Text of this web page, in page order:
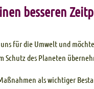
besseren
für die Umwelt und
Schutz des Planeten
als wichtiger